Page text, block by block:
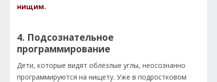
нищим.
4. Подсознательное
программирование
Дети, которые видят облезлые углы, неосознанно
программируются на нищету. Уже в подростковом